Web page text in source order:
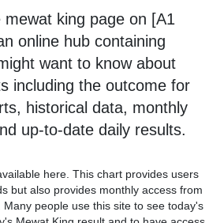
king page on [A1
online hub containing
want to know about
including the outcome for
historical data, monthly
up-to-date daily results.
here. This chart provides users
but also provides monthly access from
people use this site to see today's